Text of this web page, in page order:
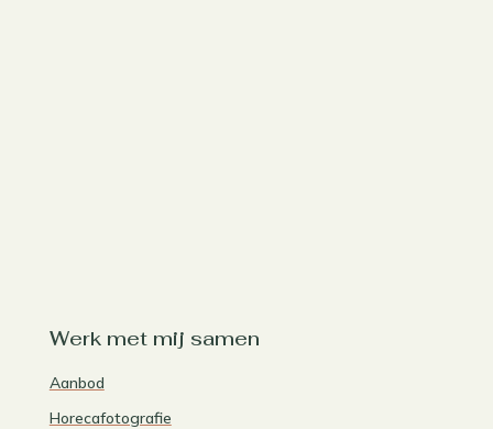
Werk met mij samen
Aanbod
Horecafotografie